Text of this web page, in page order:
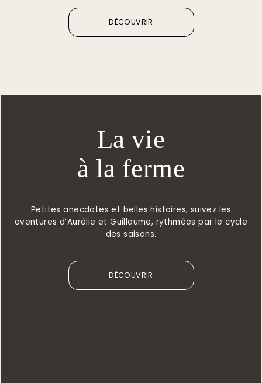
DÉCOUVRIR
La vie
à la ferme
Petites anecdotes et belles histoires, suivez les
aventures d’Aurélie et Guillaume, rythmées par le cycle
des saisons.
DÉCOUVRIR